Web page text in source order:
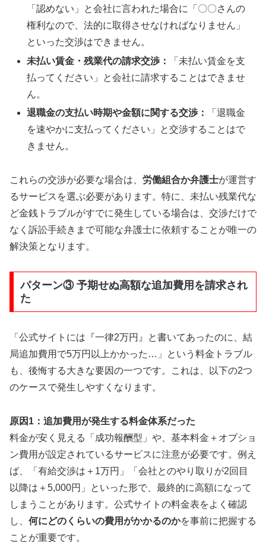
「認めない」と会社に言われた場合に「〇〇さんの
権利なので、法的に取得させなければなりません」
といった交渉はできません。
未払い賃金・残業代の請求交渉：
「未払い賃金を支
払ってください」と会社に請求することはできませ
ん。
退職金の支払い時期や金額に関する交渉：
「退職金
を速やかに支払ってください」と交渉することはで
きません。
これらの交渉が必要な場合は、 労働組合か弁護士が運営す
るサービスを選ぶ必要があります。特に、未払い残業代な
ど金銭トラブルがすでに発生している場合は、交渉だけで
なく訴訟手続きまで可能な弁護士に依頼することが唯一の
解決策となります。
パターン③ 予期せぬ高額な追加費用を請求され
た
「公式サイトには『一律2万円』と書いてあったのに、結
局追加費用で5万円以上かかった…」という料金トラブル
も、後悔する大きな要因の一つです。これは、以下の2つ
のケースで発生しやすくなります。
原因1：追加費用が発生する料金体系だった
料金が安く見える「成功報酬型」や、基本料金＋オプショ
ン費用が設定されているサービスに注意が必要です。例え
ば、「有給交渉は＋1万円」「会社とのやり取りが2回目
以降は＋5,000円」といった形で、最終的に高額になって
しまうことがあります。公式サイトの料金表をよく確認
し、 何にどのくらいの費用がかかるのかを事前に把握する
ことが重要です。